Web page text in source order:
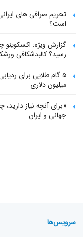
تحریم صرافی های
است؟
گزارش ویژه: اکسکوینو
رسید؟ کالبدشکافی
۵ گام طلایی برای
میلیون دلاری
«برای آنچه نیاز
جهانی و ایران
سرویس‌ها